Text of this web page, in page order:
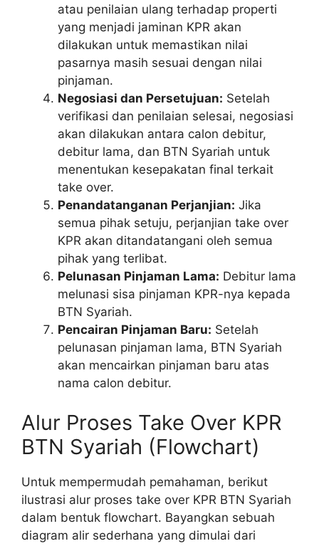
atau penilaian ulang terhadap properti
yang menjadi jaminan KPR akan
dilakukan untuk memastikan nilai
pasarnya masih sesuai dengan nilai
pinjaman.
Negosiasi dan Persetujuan: Setelah
verifikasi dan penilaian selesai, negosiasi
akan dilakukan antara calon debitur,
debitur lama, dan BTN Syariah untuk
menentukan kesepakatan final terkait
take over.
Penandatanganan Perjanjian: Jika
semua pihak setuju, perjanjian take over
KPR akan ditandatangani oleh semua
pihak yang terlibat.
Pelunasan Pinjaman Lama: Debitur lama
melunasi sisa pinjaman KPR-nya kepada
BTN Syariah.
Pencairan Pinjaman Baru: Setelah
pelunasan pinjaman lama, BTN Syariah
akan mencairkan pinjaman baru atas
nama calon debitur.
Alur Proses Take Over KPR
BTN Syariah (Flowchart)
Untuk mempermudah pemahaman, berikut
ilustrasi alur proses take over KPR BTN Syariah
dalam bentuk flowchart. Bayangkan sebuah
diagram alir sederhana yang dimulai dari